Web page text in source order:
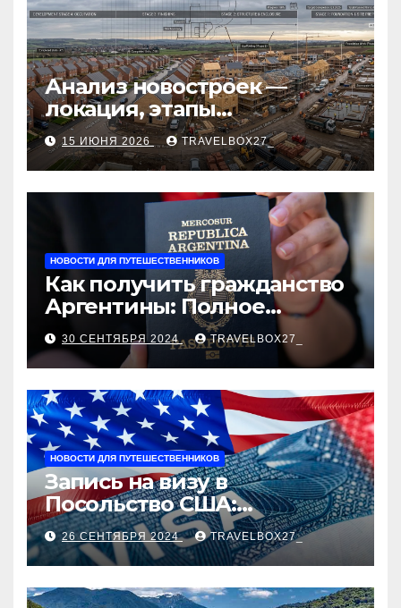
Анализ новостроек —
локация, этапы
строительства, проверка
застройщика, сценарии
оформления сделки и
рыночные ориентиры
15 ИЮНЯ 2026 TRAVELBOX27_
НОВОСТИ ДЛЯ ПУТЕШЕСТВЕННИКОВ
Как получить гражданство
Аргентины: Полное
руководство
30 СЕНТЯБРЯ 2024 TRAVELBOX27_
НОВОСТИ ДЛЯ ПУТЕШЕСТВЕННИКОВ
Запись на визу в
Посольство США:
Пошаговое руководство
26 СЕНТЯБРЯ 2024 TRAVELBOX27_